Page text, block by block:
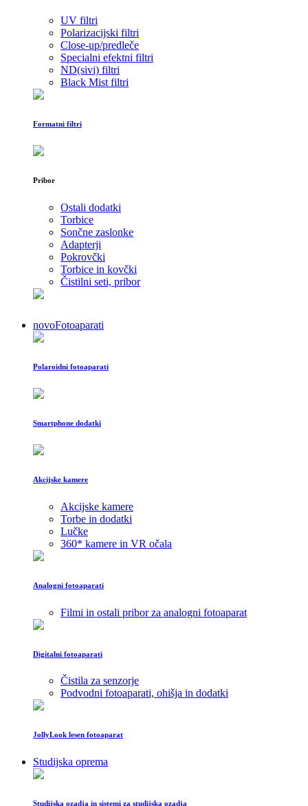
UV filtri
Polarizacijski filtri
Close-up/predleče
Specialni efektni filtri
ND(sivi) filtri
Black Mist filtri
Formatni filtri
Pribor
Ostali dodatki
Torbice
Sončne zaslonke
Adapterji
Pokrovčki
Torbice in kovčki
Čistilni seti, pribor
novoFotoaparati
Polaroidni fotoaparati
Smartphone dodatki
Akcijske kamere
Akcijske kamere
Torbe in dodatki
Lučke
360* kamere in VR očala
Analogni fotoaparati
Filmi in ostali pribor za analogni fotoaparat
Digitalni fotoaparati
Čistila za senzorje
Podvodni fotoaparati, ohišja in dodatki
JollyLook lesen fotoaparat
Studijska oprema
Studijska ozadja in sistemi za studijska ozadja